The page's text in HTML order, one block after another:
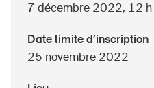
Sinus Plus
Campagnes
7 décembre 2022, 12
Date limite d’inscription
25 novembre 2022